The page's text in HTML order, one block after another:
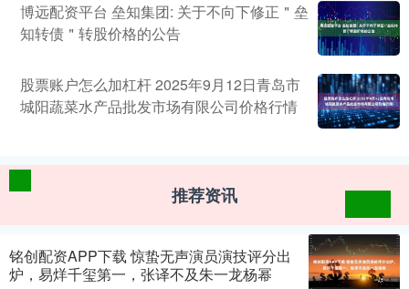
博远配资平台 垒知集团: 关于不向下修正＂垒
知转债＂转股价格的公告
股票账户怎么加杠杆 2025年9月12日青岛市
城阳蔬菜水产品批发市场有限公司价格行情
推荐资讯
铭创配资APP下载 惊蛰无声演员演技评分出
炉，易烊千玺第一，张译不及朱一龙杨幂